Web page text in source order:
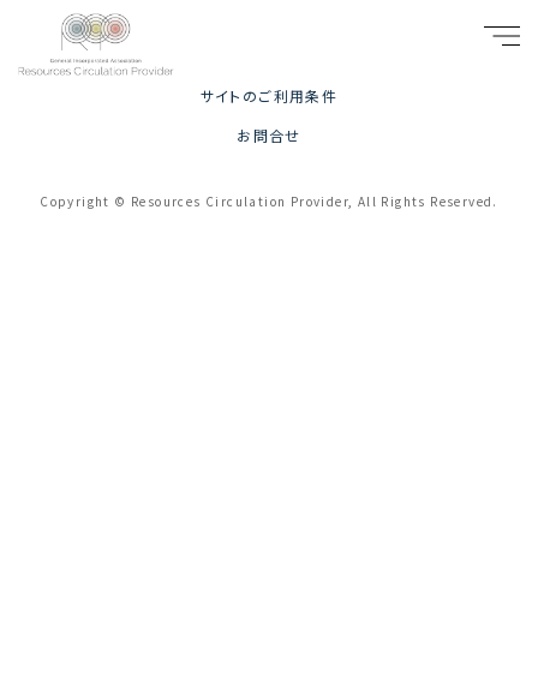
サイトのご利用条件
お問合せ
Copyright © Resources Circulation Provider, All Rights Reserved.